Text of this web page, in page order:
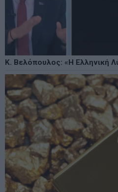
Κ. Βελόπουλος: «Η Ελληνική